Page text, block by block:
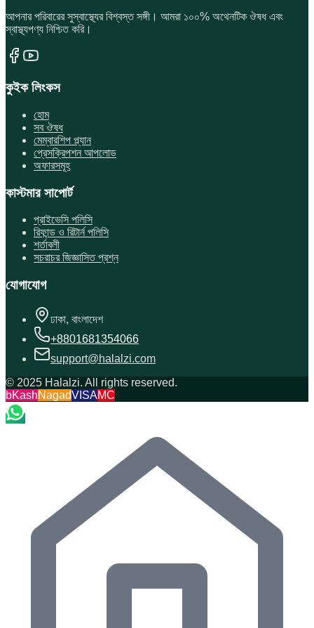
আপনার পরিবারের সুস্বাস্থ্যের বিশ্বস্ত সঙ্গী। আমরা ১০০% অথেনটিক ঔষধ এবং
স্বাস্থ্যপণ্য নিশ্চিত করি।
কুইক লিংকস
হোম
সব ঔষধ
মেম্বারশিপ প্ল্যান
প্রেসক্রিপশন আপলোড
অফারসমূহ
কাস্টমার সাপোর্ট
প্রাইভেসি পলিসি
রিফান্ড ও রিটার্ন পলিসি
শর্তাবলী
সচরাচর জিজ্ঞাসিত প্রশ্ন
যোগাযোগ
ঢাকা, বাংলাদেশ
+8801681354066
support@halalzi.com
© 2025 Halalzi. All rights reserved.
bKashNagadVISAMC